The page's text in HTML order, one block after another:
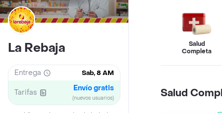
La Rebaja
Entrega Sab, 8 AM
Tarifas Envío gratis
(nuevos usuarios)
Salud
Completa
Salud